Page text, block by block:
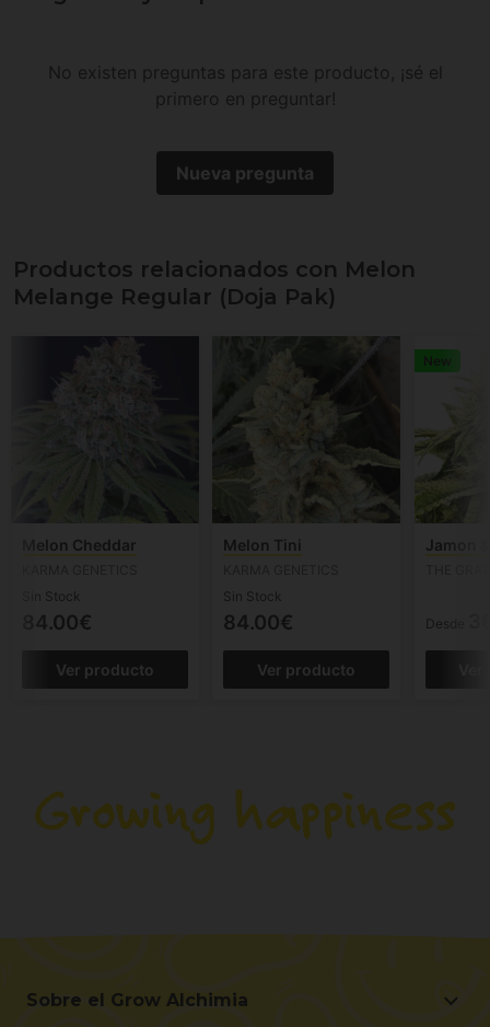
No existen preguntas para este producto, ¡sé el
primero en preguntar!
Nueva pregunta
Productos relacionados con Melon
Melange Regular (Doja Pak)
Melon Cheddar
Sin Stock
84.00€
Ver producto
Melon Tini
Sin Stock
84.00€
Ver producto
New
Jamon
Desde
Sobre el Grow Alchimia